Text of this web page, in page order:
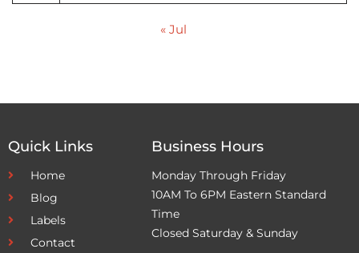
« Jul
Quick Links
Home
Blog
Labels
Contact
Business Hours
Monday Through Friday
10AM To 6PM Eastern Standard
Time
Closed Saturday & Sunday